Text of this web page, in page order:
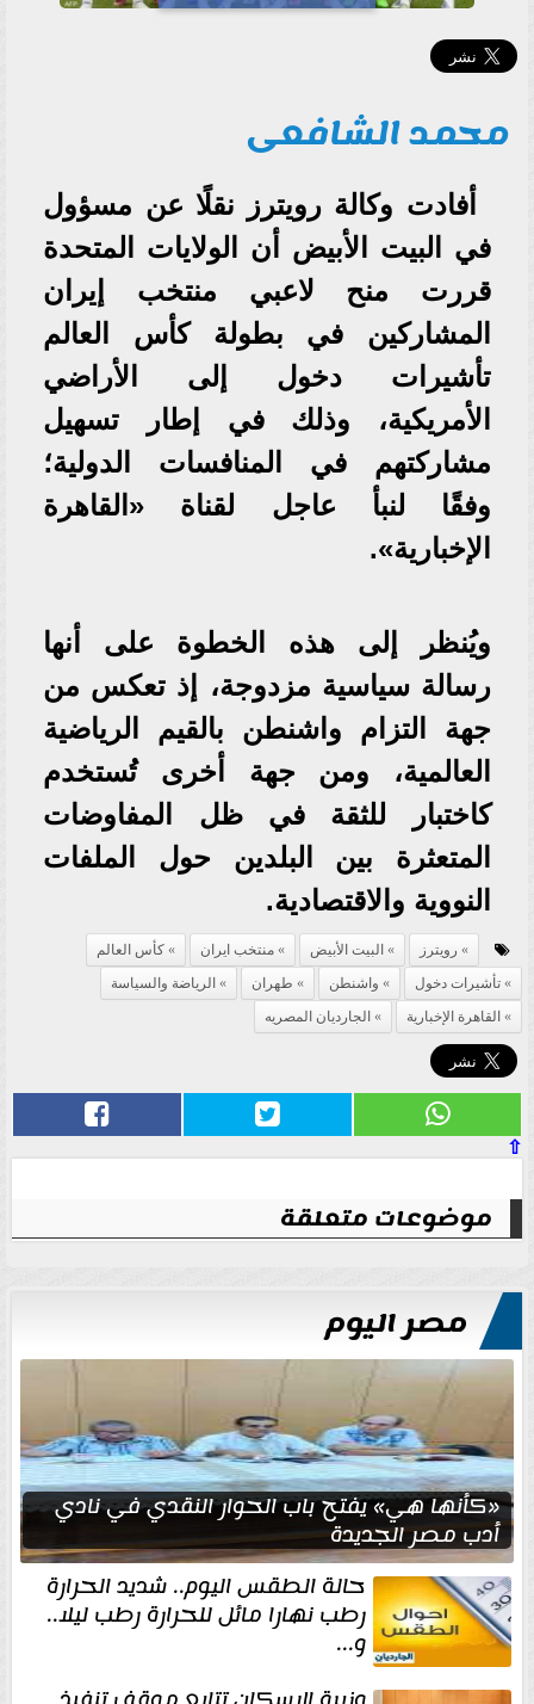
محمد الشافعى
أفادت وكالة رويترز نقلًا عن مسؤول
في البيت الأبيض أن الولايات المتحدة
قررت منح لاعبي منتخب إيران
المشاركين في بطولة كأس العالم
تأشيرات دخول إلى الأراضي
الأمريكية، وذلك في إطار تسهيل
مشاركتهم في المنافسات الدولية؛
وفقًا لنبأ عاجل لقناة «القاهرة
الإخبارية».
ويُنظر إلى هذه الخطوة على أنها
رسالة سياسية مزدوجة، إذ تعكس من
جهة التزام واشنطن بالقيم الرياضية
العالمية، ومن جهة أخرى تُستخدم
كاختبار للثقة في ظل المفاوضات
المتعثرة بين البلدين حول الملفات
النووية والاقتصادية.
رويترز البيت الأبيض منتخب ايران
كأس العالم
تأشيرات دخول
واشنطن طهران
الرياضة والسياسة
القاهرة الإخبارية
الجارديان المصريه
⇧
موضوعات متعلقة
مصر اليوم
«كأنها هي» يفتح باب الحوار النقدي في نادي
أدب مصر الجديدة
حالة الطقس اليوم.. شديد الحرارة
رطب نهارا مائل للحرارة رطب ليلا..
و...